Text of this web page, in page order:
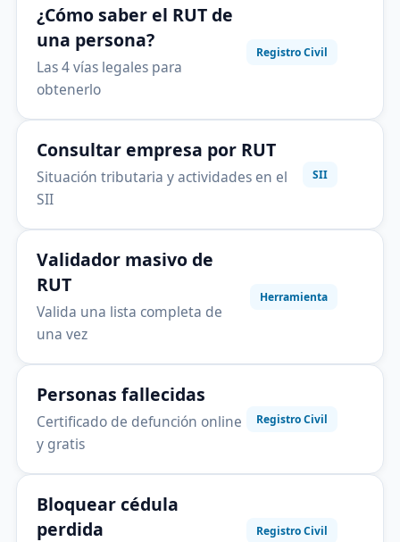
¿Cómo saber el RUT de
una persona?
Las 4 vías legales para
obtenerlo
Registro Civil
Consultar empresa por RUT
Situación tributaria y actividades en el
SII
SII
Validador masivo de
RUT
Valida una lista completa de
una vez
Herramienta
Personas fallecidas
Certificado de defunción online
y gratis
Registro Civil
Bloquear cédula
perdida
Registro Civil